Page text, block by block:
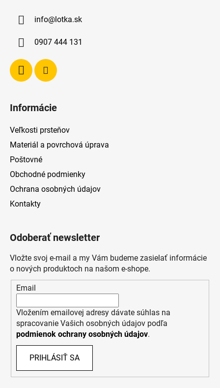
info@lotka.sk
0907 444 131
Informácie
Veľkosti prsteňov
Materiál a povrchová úprava
Poštovné
Obchodné podmienky
Ochrana osobných údajov
Kontakty
Odoberať newsletter
Vložte svoj e-mail a my Vám budeme zasielať informácie
o nových produktoch na našom e-shope.
Email
Vložením emailovej adresy dávate súhlas na
spracovanie Vašich osobných údajov podľa
podmienok ochrany osobných údajov.
PRIHLÁSIŤ SA